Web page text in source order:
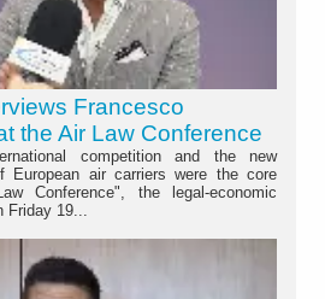
Francesco
the Air Law Conference
competition and the new
European air carriers were the core
Conference", the legal-economic
Friday 19...